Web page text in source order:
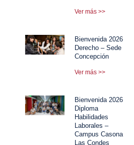
Ver más >>
Bienvenida 2026
Derecho – Sede
Concepción
Ver más >>
Bienvenida 2026
Diploma
Habilidades
Laborales –
Campus Casona
Las Condes